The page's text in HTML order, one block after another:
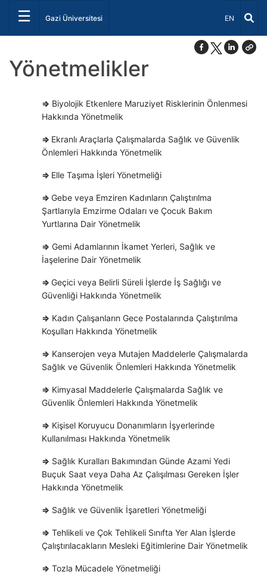
☰ Gazi Üniversitesi Dil Seçiniz
EN
Yönetmelikler
⇒ Biyolojik Etkenlere Maruziyet Risklerinin Önlenmesi
Hakkında Yönetmelik
⇒ Ekranlı Araçlarla Çalışmalarda Sağlık ve Güvenlik
Önlemleri Hakkında Yönetmelik
⇒ Elle Taşıma İşleri Yönetmeliği
⇒ Gebe veya Emziren Kadınların Çalıştırılma
Şartlarıyla Emzirme Odaları ve Çocuk Bakım
Yurtlarına Dair Yönetmelik
⇒ Gemi Adamlarının İkamet Yerleri, Sağlık ve
İaşelerine Dair Yönetmelik
⇒ Geçici veya Belirli Süreli İşlerde İş Sağlığı ve
Güvenliği Hakkında Yönetmelik
⇒ Kadın Çalışanların Gece Postalarında Çalıştırılma
Koşulları Hakkında Yönetmelik
⇒ Kanserojen veya Mutajen Maddelerle Çalışmalarda
Sağlık ve Güvenlik Önlemleri Hakkında Yönetmelik
⇒ Kimyasal Maddelerle Çalışmalarda Sağlık ve
Güvenlik Önlemleri Hakkında Yönetmelik
⇒ Kişisel Koruyucu Donanımların İşyerlerinde
Kullanılması Hakkında Yönetmelik
⇒ Sağlık Kuralları Bakımından Günde Azami Yedi
Buçuk Saat veya Daha Az Çalışılması Gereken İşler
Hakkında Yönetmelik
⇒ Sağlık ve Güvenlik İşaretleri Yönetmeliği
⇒ Tehlikeli ve Çok Tehlikeli Sınıfta Yer Alan İşlerde
Çalıştırılacakların Mesleki Eğitimlerine Dair Yönetmelik
⇒ Tozla Mücadele Yönetmeliği